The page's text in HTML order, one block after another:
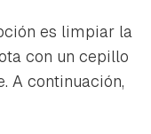
es limpiar la
con un cepillo
A continuación,